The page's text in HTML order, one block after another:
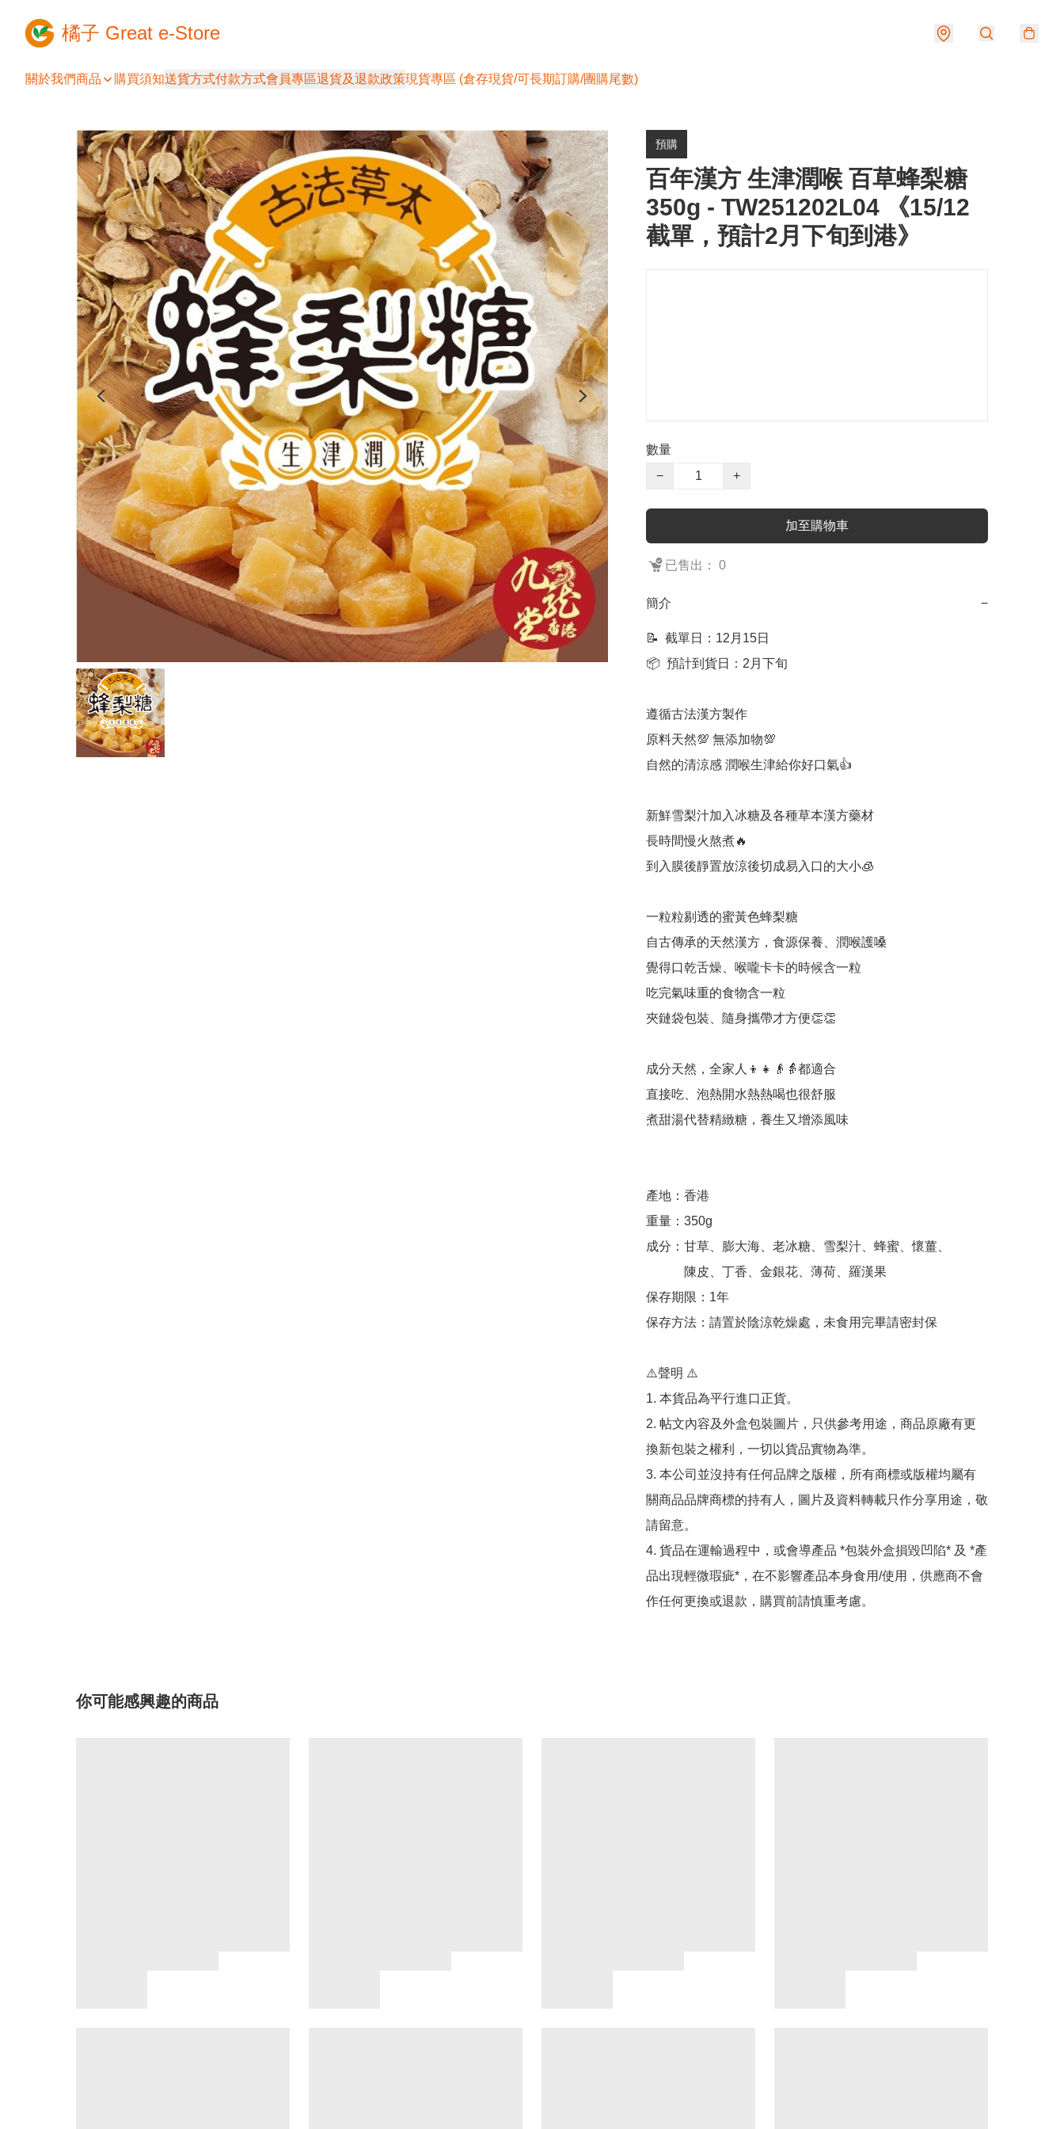
橘子 Great e-Store
關於我們商品 購買須知送貨方式付款方式會員專區退貨及退款政策現貨專區 (倉存現貨/可長期訂購/團購尾數)
預購
百年漢方 生津潤喉 百草蜂梨糖
350g - TW251202L04 《15/12
截單，預計2月下旬到港》
數量
−
+
加至購物車
已售出： 0
簡介 −
📝  截單日：12月15日
📦  預計到貨日：2月下旬
遵循古法漢方製作
原料天然💯 無添加物💯
自然的清涼感 潤喉生津給你好口氣👍
新鮮雪梨汁加入冰糖及各種草本漢方藥材
長時間慢火熬煮🔥
到入膜後靜置放涼後切成易入口的大小🧊
一粒粒剔透的蜜黃色蜂梨糖
自古傳承的天然漢方，食源保養、潤喉護嗓
覺得口乾舌燥、喉嚨卡卡的時候含一粒
吃完氣味重的食物含一粒
夾鏈袋包裝、隨身攜帶才方便👏👏
成分天然，全家人👦👧👴👵都適合
直接吃、泡熱開水熱熱喝也很舒服
煮甜湯代替精緻糖，養生又增添風味
產地：香港
重量：350g
成分：甘草、膨大海、老冰糖、雪梨汁、蜂蜜、懷薑、
保存期限：1年
保存方法：請置於陰涼乾燥處，未食用完畢請密封保
⚠️聲明 ⚠️
1. 本貨品為平行進口正貨。
2. 帖文內容及外盒包裝圖片，只供參考用途，商品原廠有更
換新包裝之權利，一切以貨品實物為準。
3. 本公司並沒持有任何品牌之版權，所有商標或版權均屬有
關商品品牌商標的持有人，圖片及資料轉載只作分享用途，敬
請留意。
4. 貨品在運輸過程中，或會導產品 *包裝外盒損毀凹陷* 及 *產
品出現輕微瑕疵*，在不影響產品本身食用/使用，供應商不會
作任何更換或退款，購買前請慎重考慮。
你可能感興趣的商品